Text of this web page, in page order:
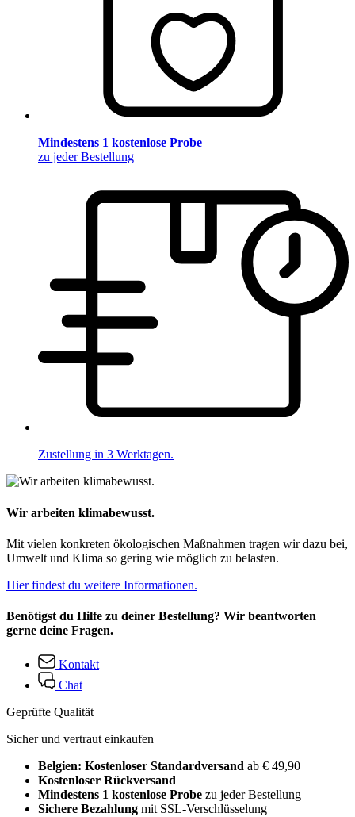
Mindestens 1 kostenlose Probe
zu jeder Bestellung
Zustellung in 3 Werktagen.
Wir arbeiten klimabewusst.
Mit vielen konkreten ökologischen Maßnahmen tragen wir dazu bei,
Umwelt und Klima so gering wie möglich zu belasten.
Hier findest du weitere Informationen.
Benötigst du Hilfe zu deiner Bestellung? Wir beantworten
gerne deine Fragen.
Kontakt
Chat
Geprüfte Qualität
Sicher und vertraut einkaufen
Belgien: Kostenloser Standardversand ab € 49,90
Kostenloser Rückversand
Mindestens 1 kostenlose Probe zu jeder Bestellung
Sichere Bezahlung mit SSL-Verschlüsselung